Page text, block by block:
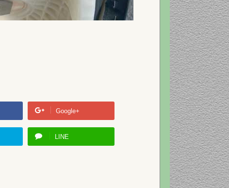
Google+
LINE